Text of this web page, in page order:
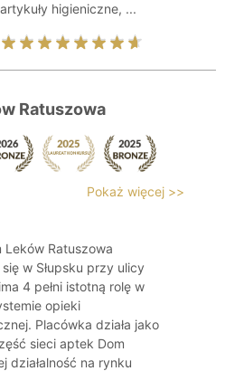
higieniczne, ...
Ratuszowa
Pokaż więcej >>
Leków Ratuszowa
w Słupsku przy ulicy
4 pełni istotną rolę w
opieki
Placówka działa jako
sieci aptek Dom
działalność na rynku